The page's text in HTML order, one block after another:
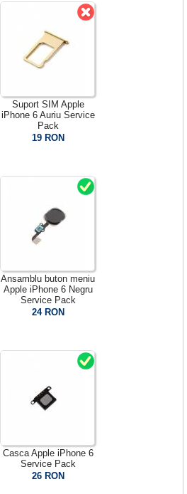
Suport SIM Apple
iPhone 6 Auriu Service
Pack
19 RON
Ansamblu buton meniu
Apple iPhone 6 Negru
Service Pack
24 RON
Casca Apple iPhone 6
Service Pack
26 RON